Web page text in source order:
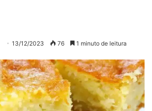
13/12/2023 76 1 minuto de leitura